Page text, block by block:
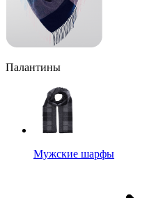
Палантины
Мужские шарфы